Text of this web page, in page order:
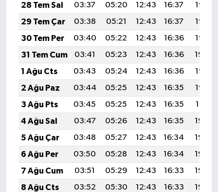
28 Tem Sal
03:37 05:20 12:43 16:37
19:57
29 Tem Çar
03:38 05:21 12:43 16:37
19:56
30 Tem Per
03:40 05:22 12:43 16:36
19:55
31 Tem Cum
03:41 05:23 12:43 16:36
19:54
1 Ağu Cts
03:43 05:24 12:43 16:36
19:53
2 Ağu Paz
03:44 05:25 12:43 16:35
19:52
3 Ağu Pts
03:45 05:25 12:43 16:35
19:51
4 Ağu Sal
03:47 05:26 12:43 16:35
19:50
5 Ağu Çar
03:48 05:27 12:43 16:34
19:49
6 Ağu Per
03:50 05:28 12:43 16:34
19:48
7 Ağu Cum
03:51 05:29 12:43 16:33
19:46
8 Ağu Cts
03:52 05:30 12:43 16:33
19:45